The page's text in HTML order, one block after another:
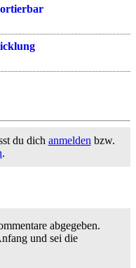
du dich anmelden bzw.
.
abgegeben.
und sei die